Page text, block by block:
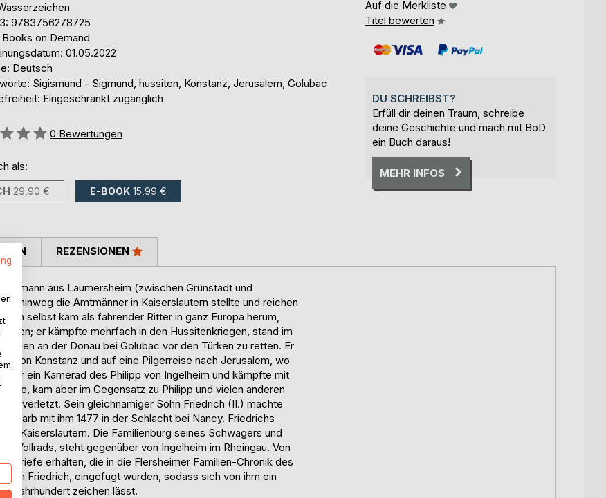
9783756278725
Books on Demand
01.05.2022
Deutsch
Sigismund - Sigmund, hussiten, Konstanz, Jerusalem, Golubac
Eingeschränkt zugänglich
0 Bewertungen
als:
29,90 € E-BOOK 15,99 €
Auf die Merkliste
Titel bewerten
DU SCHREIBST?
Erfüll dir deinen Traum, schreibe
deine Geschichte und mach mit BoD
ein Buch daraus!
MEHR INFOS
aus Laumersheim (zwischen Grünstadt und
hinweg die Amtmänner in Kaiserslautern stellte und reichen
selbst kam als fahrender Ritter in ganz Europa herum,
er kämpfte mehrfach in den Hussitenkriegen, stand im
an der Donau bei Golubac vor den Türken zu retten. Er
von Konstanz und auf eine Pilgerreise nach Jerusalem, wo
war ein Kamerad des Philipp von Ingelheim und kämpfte mit
kam aber im Gegensatz zu Philipp und vielen anderen
verletzt. Sein gleichnamiger Sohn Friedrich (II.) machte
starb mit ihm 1477 in der Schlacht bei Nancy. Friedrichs
Kaiserslautern. Die Familienburg seines Schwagers und
Vollrads, steht gegenüber von Ingelheim im Rheingau. Von
Briefe erhalten, die in die Flersheimer Familien-Chronik des
Friedrich, eingefügt wurden, sodass sich von ihm ein
Jahrhundert zeichen lässt.
REZENSIONEN